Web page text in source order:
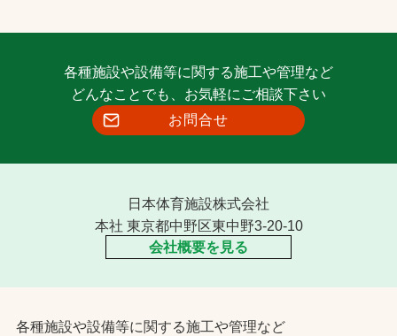
各種施設や設備等に関する施工や管理など
どんなことでも、お気軽にご相談下さい
お問合せ
日本体育施設株式会社
本社 東京都中野区東中野3-20-10
会社概要を見る
各種施設や設備等に関する施工や管理など